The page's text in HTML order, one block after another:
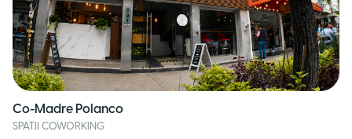
Co-Madre Polanco
SPATII COWORKING